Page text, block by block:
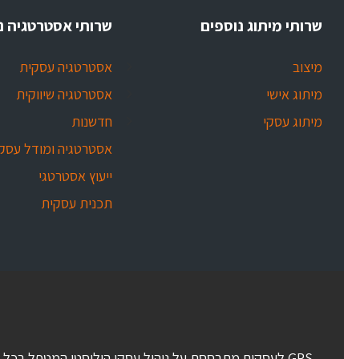
שרותי מיתוג נוספים
מיצוב
מיתוג אישי
מיתוג עסקי
שרותי אסטרטגיה
אסטרטגיה עסקית
אסטרטגיה שיווקית
חדשנות
אסטרטגיה ומודל
ייעוץ אסטרטגי
תכנית עסקית